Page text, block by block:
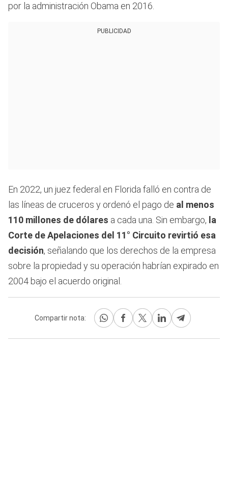
por la administración Obama en 2016.
PUBLICIDAD
En 2022, un juez federal en Florida falló en contra de
las líneas de cruceros y ordenó el pago de al menos
110 millones de dólares a cada una. Sin embargo, la
Corte de Apelaciones del 11° Circuito revirtió esa
decisión, señalando que los derechos de la empresa
sobre la propiedad y su operación habrían expirado en
2004 bajo el acuerdo original.
Compartir nota: